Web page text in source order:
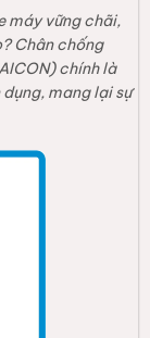
máy vững chãi,
Chân chống
chính là
mang lại sự